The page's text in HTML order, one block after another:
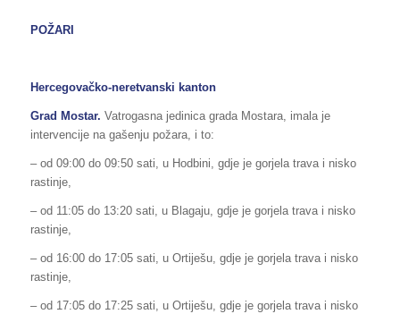
POŽARI
Hercegovačko-neretvanski kanton
Grad Mostar. Vatrogasna jedinica grada Mostara, imala je
intervencije na gašenju požara, i to:
– od 09:00 do 09:50 sati, u Hodbini, gdje je gorjela trava i nisko
rastinje,
– od 11:05 do 13:20 sati, u Blagaju, gdje je gorjela trava i nisko
rastinje,
– od 16:00 do 17:05 sati, u Ortiješu, gdje je gorjela trava i nisko
rastinje,
– od 17:05 do 17:25 sati, u Ortiješu, gdje je gorjela trava i nisko